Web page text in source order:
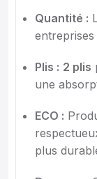
Quantité :
Plis : 2 plis
une
ECO :
plus